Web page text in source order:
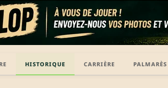
HISTORIQUE CARRIÈRE PALMARÈS